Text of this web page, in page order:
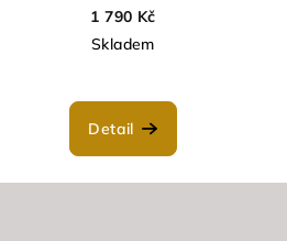
1 790 Kč
Skladem
Detail